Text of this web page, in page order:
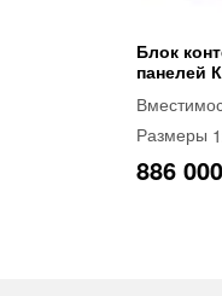
Блок
панелей
Размеры
886